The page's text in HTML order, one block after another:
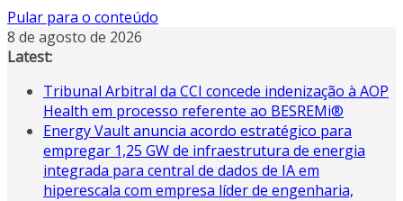
Pular para o conteúdo
8 de agosto de 2026
Latest:
Tribunal Arbitral da CCI concede indenização à AOP
Health em processo referente ao BESREMi®
Energy Vault anuncia acordo estratégico para
empregar 1,25 GW de infraestrutura de energia
integrada para central de dados de IA em
hiperescala com empresa líder de engenharia,